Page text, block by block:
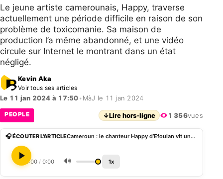
Le jeune artiste camerounais, Happy, traverse
actuellement une période difficile en raison de son
problème de toxicomanie. Sa maison de
production l’a même abandonné, et une vidéo
circule sur Internet le montrant dans un état
négligé.
Kevin Aka
Voir tous ses articles
Le 11 jan 2024 à 17:50• MàJ le 11 jan 2024
PEOPLE ↓Lire hors-ligne 1 356vues
🎧 ÉCOUTER L'ARTICLE Cameroun : le chanteur Happy d’Efoulan vit une situation très difficile
0:00 / 0:00 🔊 1x